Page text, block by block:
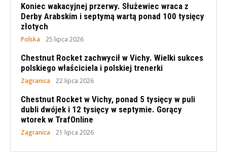
Koniec wakacyjnej przerwy. Służewiec wraca z
Derby Arabskim i septymą wartą ponad 100 tysięcy
złotych
Polska 25 lipca 2026
Chestnut Rocket zachwycił w Vichy. Wielki sukces
polskiego właściciela i polskiej trenerki
Zagranica 22 lipca 2026
Chestnut Rocket w Vichy, ponad 5 tysięcy w puli
dubli dwójek i 12 tysięcy w septymie. Gorący
wtorek w TrafOnline
Zagranica 21 lipca 2026